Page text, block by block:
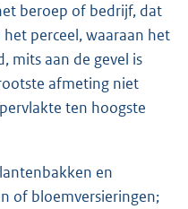
beroep of bedrijf, dat
perceel, waaraan het
mits aan de gevel is
afmeting niet
ten hoogste
en
of bloemversieringen;